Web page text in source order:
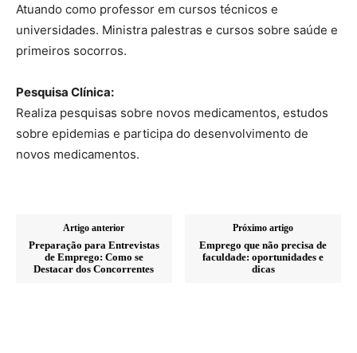
Atuando como professor em cursos técnicos e
universidades. Ministra palestras e cursos sobre saúde e
primeiros socorros.
Pesquisa Clínica:
Realiza pesquisas sobre novos medicamentos, estudos
sobre epidemias e participa do desenvolvimento de
novos medicamentos.
Artigo anterior
Preparação para Entrevistas
de Emprego: Como se
Destacar dos Concorrentes
Próximo artigo
Emprego que não precisa de
faculdade: oportunidades e
dicas